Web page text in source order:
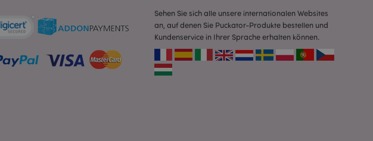
Sehen Sie sich alle unsere internationalen Websites
an, auf denen Sie Puckator-Produkte bestellen und
Kundenservice in Ihrer Sprache erhalten können.
Cookie, das von Anwendungen generiert wird, die
auf der PHP-Sprache basieren. Dies ist eine
allgemeine Kennung, die zum Verwalten von
Normalerweise handelt es sich um eine zufällig
generierte Zahl. Die Art und Weise, wie sie
verwendet wird, kann für die Site spezifisch sein.
Ein gutes Beispiel ist jedoch die Beibehaltung des